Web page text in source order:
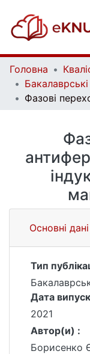
Головна
Основні дані
Тип
Дата
2021
Автор(и) :
Борисенко